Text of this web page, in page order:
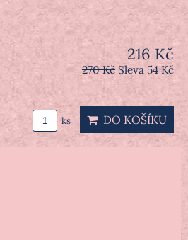
216 Kč
270 Kč Sleva 54 Kč
ks DO KOŠÍKU